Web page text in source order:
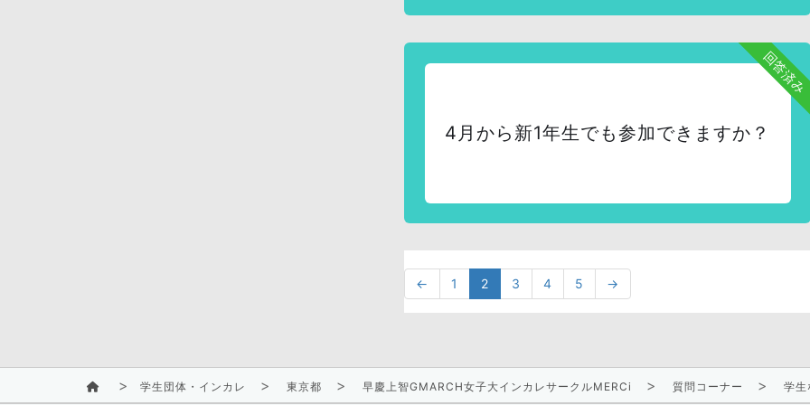
回答済み
4月から新1年生でも参加できますか？
← 1 2 3 4 5 →
学生団体・インカレ 東京都 早慶上智GMARCH女子大インカレサークルMERCi 質問コーナー 学生